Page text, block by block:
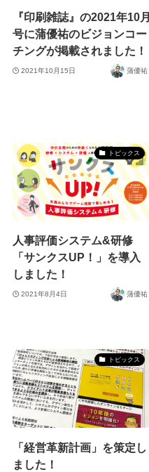
『印刷雑誌』の2021年10月
号に蒲優祐のビジョンコー
チングが掲載されました！
2021年10月15日 蒲優祐
トピックス
人事評価システム&研修
「サンクスUP！」を導入
しました！
2021年8月4日 蒲優祐
トピックス
「経営革新計画」を策定し
ました！